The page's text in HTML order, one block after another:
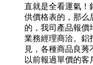
直就是全看運氣！
供價格表的，那么
的，我司產品報價
業務經理商洽。鋁
見，各種商品良
以前報過單價的